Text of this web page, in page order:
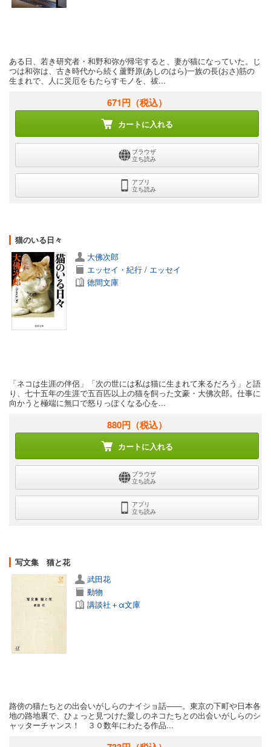
ある日、若き研究者・和野和弥が帰宅すると、妻が猫になっていた。じ
つは和弥は、古き時代から続く蘆野原(あしのはら)一族の長(おさ)筋の
生まれで、人に災厄をもたらすモノを、祓...
671円 （税込）
カートに入れる
ブラウザ
立ち読み
アプリ
立ち読み
猫のいる日々
大佛次郎
エッセイ・紀行 / エッセイ
徳間文庫
「ネコは生涯の伴侶」「次の世には私は猫に生まれて来るだろう」と語
り、七十五年の生涯で五百匹以上の猫を飼った文豪・大佛次郎。仕事に
向かうと極端に無口で怒りっぽくなる心を...
880円 （税込）
カートに入れる
ブラウザ
立ち読み
アプリ
立ち読み
写文集 猫と花
武田花
動物
講談社＋α文庫
路傍の猫たちとの出会いがしらのナイショ話――。東京の下町や日本各
地の路地裏で、ひょっと見つけた愛しのネコたちとの出会いがしらのシ
ャッターチャンス！ ３０数年にわたる作品...